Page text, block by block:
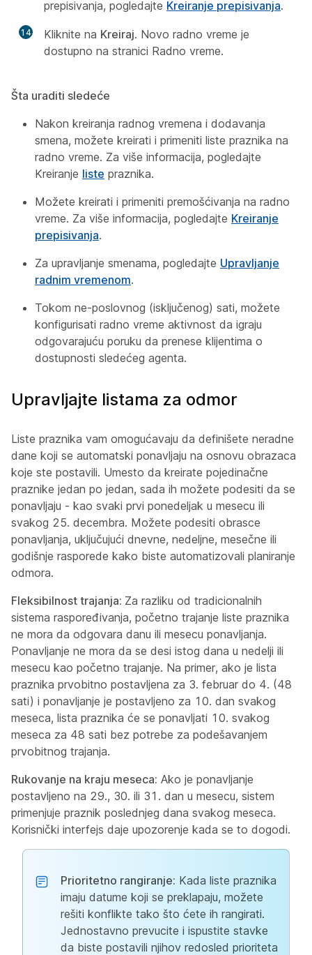
prepisivanja, pogledajte Kreiranje prepisivanja.
14 Kliknite na Kreiraj. Novo radno vreme je
dostupno na stranici Radno vreme.
Šta uraditi sledeće
Nakon kreiranja radnog vremena i dodavanja
smena, možete kreirati i primeniti liste praznika na
radno vreme. Za više informacija, pogledajte
Kreiranje liste praznika.
Možete kreirati i primeniti premošćivanja na radno
vreme. Za više informacija, pogledajte Kreiranje
prepisivanja.
Za upravljanje smenama, pogledajte Upravljanje
radnim vremenom.
Tokom ne-poslovnog (isključenog) sati, možete
konfigurisati radno vreme aktivnost da igraju
odgovarajuću poruku da prenese klijentima o
dostupnosti sledećeg agenta.
Upravljajte listama za odmor
Liste praznika vam omogućavaju da definišete neradne
dane koji se automatski ponavljaju na osnovu obrazaca
koje ste postavili. Umesto da kreirate pojedinačne
praznike jedan po jedan, sada ih možete podesiti da se
ponavljaju - kao svaki prvi ponedeljak u mesecu ili
svakog 25. decembra. Možete podesiti obrasce
ponavljanja, uključujući dnevne, nedeljne, mesečne ili
godišnje rasporede kako biste automatizovali planiranje
odmora.
Fleksibilnost trajanja: Za razliku od tradicionalnih
sistema raspoređivanja, početno trajanje liste praznika
ne mora da odgovara danu ili mesecu ponavljanja.
Ponavljanje ne mora da se desi istog dana u nedelji ili
mesecu kao početno trajanje. Na primer, ako je lista
praznika prvobitno postavljena za 3. februar do 4. (48
sati) i ponavljanje je postavljeno za 10. dan svakog
meseca, lista praznika će se ponavljati 10. svakog
meseca za 48 sati bez potrebe za podešavanjem
prvobitnog trajanja.
Rukovanje na kraju meseca: Ako je ponavljanje
postavljeno na 29., 30. ili 31. dan u mesecu, sistem
primenjuje praznik poslednjeg dana svakog meseca.
Korisnički interfejs daje upozorenje kada se to dogodi.
Prioritetno rangiranje: Kada liste praznika
imaju datume koji se preklapaju, možete
rešiti konflikte tako što ćete ih rangirati.
Jednostavno prevucite i ispustite stavke
da biste postavili njihov redosled prioriteta